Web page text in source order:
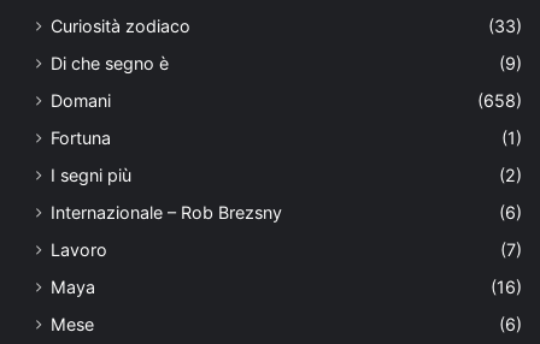
Curiosità zodiaco
(33)
Di che segno è
(9)
Domani
(658)
Fortuna
(1)
I segni più
(2)
Internazionale – Rob Brezsny
(6)
Lavoro
(7)
Maya
(16)
Mese
(6)